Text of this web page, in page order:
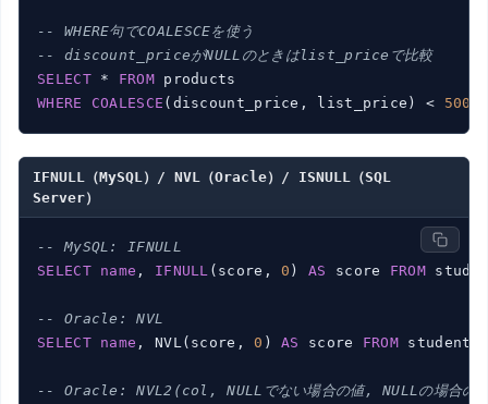
-- WHERE句でCOALESCEを使う
-- discount_priceがNULLのときはlist_priceで比較
SELECT * FROM
WHERE
COALESCE (discount_price, list_price) < 5000
IFNULL（MySQL）/ NVL（Oracle）/ ISNULL（SQL
Server）
-- MySQL: IFNULL
SELECT
name , IFNULL (score, 0 ) AS score FROM
-- Oracle: NVL
SELECT
name , NVL(score, 0 ) AS score FROM
-- Oracle: NVL2(col, NULLでない場合の値, NULLの場合の